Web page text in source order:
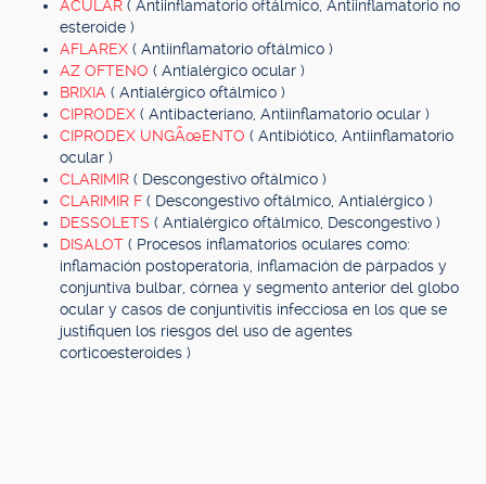
ACULAR ( Antiinflamatorio oftálmico, Antiinflamatorio no
esteroide )
AFLAREX ( Antiinflamatorio oftálmico )
AZ OFTENO ( Antialérgico ocular )
BRIXIA ( Antialérgico oftálmico )
CIPRODEX ( Antibacteriano, Antiinflamatorio ocular )
CIPRODEX UNGÃœENTO ( Antibiótico, Antiinflamatorio
ocular )
CLARIMIR ( Descongestivo oftálmico )
CLARIMIR F ( Descongestivo oftálmico, Antialérgico )
DESSOLETS ( Antialérgico oftálmico, Descongestivo )
DISALOT ( Procesos inflamatorios oculares como:
inflamación postoperatoria, inflamación de párpados y
conjuntiva bulbar, córnea y segmento anterior del globo
ocular y casos de conjuntivitis infecciosa en los que se
justifiquen los riesgos del uso de agentes
corticoesteroides )